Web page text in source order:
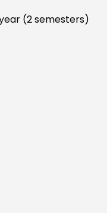
(2 semesters)